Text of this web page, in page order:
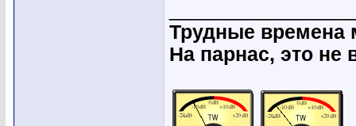
Трудные времена
На парнас, это не